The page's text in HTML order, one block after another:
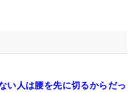
い人は腰を先に切るからだっ